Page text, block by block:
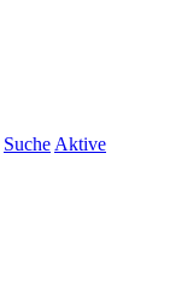
SucheAktive